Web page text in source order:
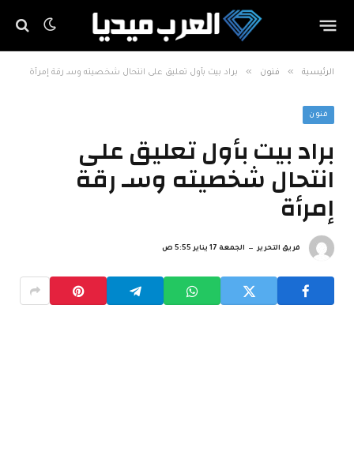
الرئيسية » فنون » براد بيت بأول تعليق على انتحال شخصيته وسـ رقة إمرأة
فنون
براد بيت بأول تعليق على
انتحال شخصيته وسـ رقة
إمرأة
فريق التحرير الجمعة 17 يناير 5:55 ص